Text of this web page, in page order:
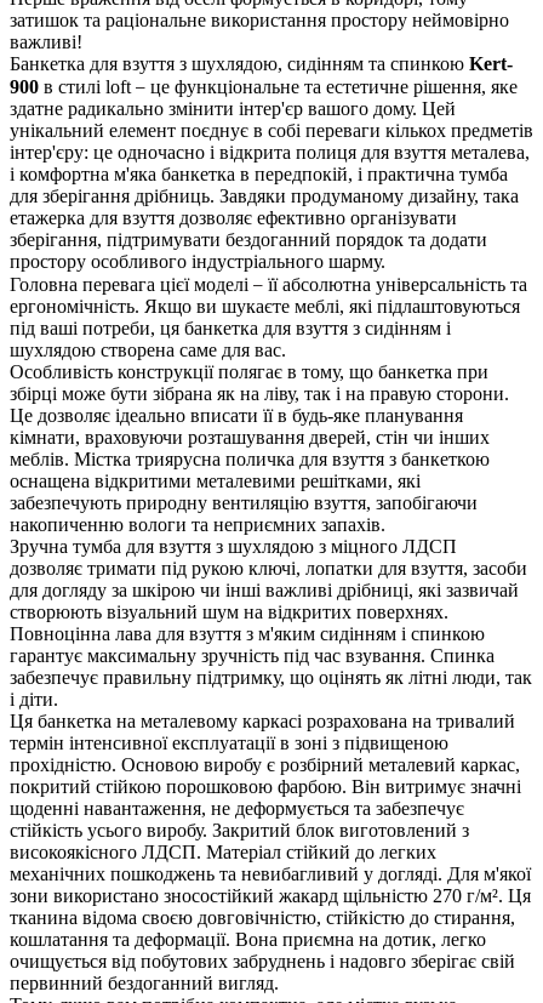
затишок та раціональне використання простору неймовірно
важливі!
Банкетка для взуття з шухлядою, сидінням та спинкою Kert-
900 в стилі loft – це функціональне та естетичне рішення, яке
здатне радикально змінити інтер'єр вашого дому. Цей
унікальний елемент поєднує в собі переваги кількох предметів
інтер'єру: це одночасно і відкрита полиця для взуття металева,
і комфортна м'яка банкетка в передпокій, і практична тумба
для зберігання дрібниць. Завдяки продуманому дизайну, така
етажерка для взуття дозволяє ефективно організувати
зберігання, підтримувати бездоганний порядок та додати
простору особливого індустріального шарму.
Головна перевага цієї моделі – її абсолютна універсальність та
ергономічність. Якщо ви шукаєте меблі, які підлаштовуються
під ваші потреби, ця банкетка для взуття з сидінням і
шухлядою створена саме для вас.
Особливість конструкції полягає в тому, що банкетка при
збірці може бути зібрана як на ліву, так і на правую сторони.
Це дозволяє ідеально вписати її в будь-яке планування
кімнати, враховуючи розташування дверей, стін чи інших
меблів. Містка триярусна поличка для взуття з банкеткою
оснащена відкритими металевими решітками, які
забезпечують природну вентиляцію взуття, запобігаючи
накопиченню вологи та неприємних запахів.
Зручна тумба для взуття з шухлядою з міцного ЛДСП
дозволяє тримати під рукою ключі, лопатки для взуття, засоби
для догляду за шкірою чи інші важливі дрібниці, які зазвичай
створюють візуальний шум на відкритих поверхнях.
Повноцінна лава для взуття з м'яким сидінням і спинкою
гарантує максимальну зручність під час взування. Спинка
забезпечує правильну підтримку, що оцінять як літні люди, так
і діти.
Ця банкетка на металевому каркасі розрахована на тривалий
термін інтенсивної експлуатації в зоні з підвищеною
прохідністю. Основою виробу є розбірний металевий каркас,
покритий стійкою порошковою фарбою. Він витримує значні
щоденні навантаження, не деформується та забезпечує
стійкість усього виробу. Закритий блок виготовлений з
високоякісного ЛДСП. Матеріал стійкий до легких
механічних пошкоджень та невибагливий у догляді. Для м'якої
зони використано зносостійкий жакард щільністю 270 г/м². Ця
тканина відома своєю довговічністю, стійкістю до стирання,
кошлатання та деформації. Вона приємна на дотик, легко
очищується від побутових забруднень і надовго зберігає свій
первинний бездоганний вигляд.